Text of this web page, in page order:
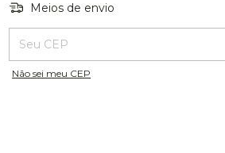
Meios de envio
Entregas para o CEP:
Não sei meu CEP